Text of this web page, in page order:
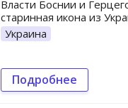
Власти Боснии и
старинная икона из
Украина
Подробнее